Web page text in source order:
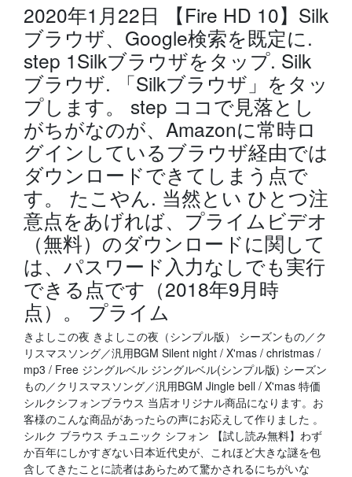
2020年1月22日 【Fire HD 10】Silk
ブラウザ、Google検索を既定に.
step 1Silkブラウザをタップ. Silk
ブラウザ. 「Silkブラウザ」をタッ
プします。 step ココで見落とし
がちがなのが、Amazonに常時ロ
グインしているブラウザ経由では
ダウンロードできてしまう点で
す。 たこやん. 当然とい ひとつ注
意点をあげれば、プライムビデオ
（無料）のダウンロードに関して
は、パスワード入力なしでも実行
できる点です（2018年9月時
点）。 プライム
きよしこの夜 きよしこの夜（シンプル版） シーズンもの／ク
リスマスソング／汎用BGM Silent night / X'mas / christmas /
mp3 / Free ジングルベル ジングルベル(シンプル版) シーズン
もの／クリスマスソング／汎用BGM Jingle bell / X'mas 特価
シルクシフォンブラウス 当店オリジナル商品になります。お
客様のこんな商品があったらの声にお応えして作りました 。
シルク ブラウス チュニック シフォン 【試し読み無料】わず
か百年にしかすぎない日本近代史が、これほど大きな謎を包
含してきたことに読者はあらためて驚かされるにちがいな